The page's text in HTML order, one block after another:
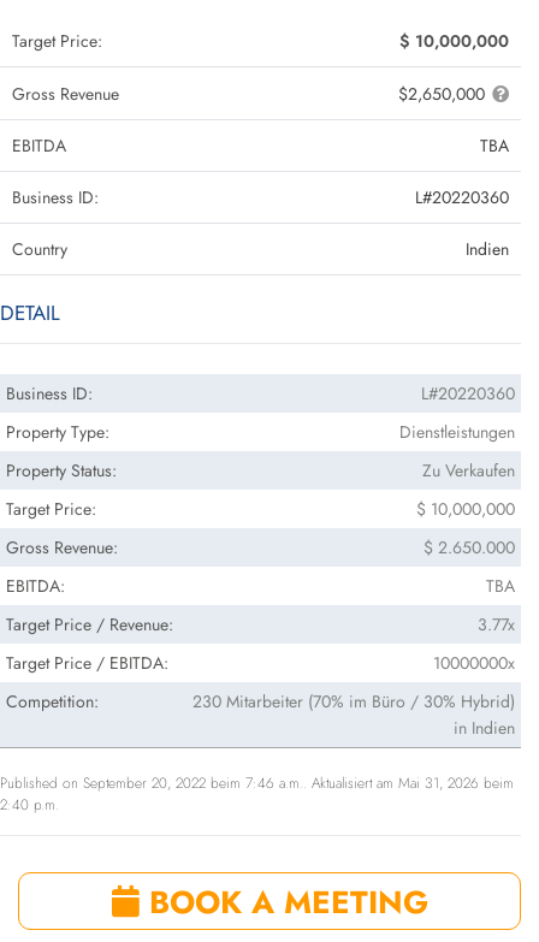
Target Price: $ 10,000,000
Gross Revenue $2,650,000
EBITDA TBA
Business ID: L#20220360
Country Indien
DETAIL
Business ID:
L#20220360
Property Type:
Dienstleistungen
Property Status:
Zu Verkaufen
Target Price:
$ 10,000,000
Gross Revenue:
$ 2.650.000
EBITDA:
TBA
Target Price / Revenue:
3.77x
Target Price / EBITDA:
10000000x
Competition:
230 Mitarbeiter (70% im Büro / 30% Hybrid)
in Indien
Published on September 20, 2022 beim 7:46 a.m.. Aktualisiert am Mai 31, 2026 beim
2:40 p.m.
BOOK A MEETING